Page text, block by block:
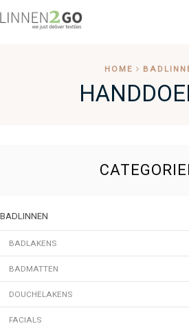
HOME
BADLINNEN
BADLAKENS
BADMATTEN
DOUCHELAKENS
FACIALS